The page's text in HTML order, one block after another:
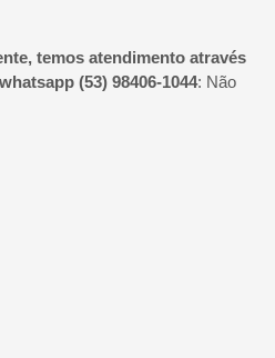
temos atendimento através
(53) 98406-1044: Não